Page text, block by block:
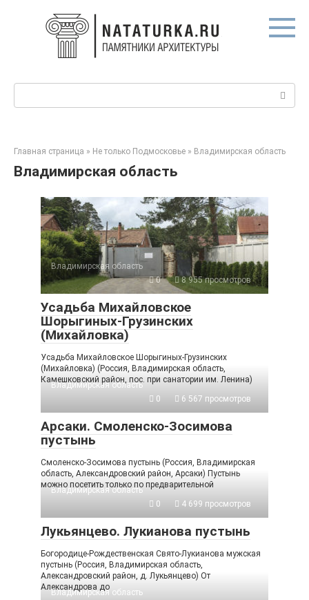
Главная страница » Не только Подмосковье » Владимирская область
Владимирская область
Владимирская область
0
8 955 просмотров
Усадьба Михайловское
Шорыгиных-Грузинских
(Михайловка)
Усадьба Михайловское Шорыгиных-Грузинских
(Михайловка) (Россия, Владимирская область,
Камешковский район, пос. при санатории им. Ленина)
Владимирская область
0
6 567 просмотров
Арсаки. Смоленско-Зосимова
пустынь
Смоленско-Зосимова пустынь (Россия, Владимирская
область, Александровский район, Арсаки) Пустынь
можно посетить только по предварительной
Владимирская область
0
4 699 просмотров
Лукьянцево. Лукианова пустынь
Богородице-Рождественская Свято-Лукианова мужская
пустынь (Россия, Владимирская область,
Александровский район, д. Лукьянцево) От
Александрова до
Владимирская область